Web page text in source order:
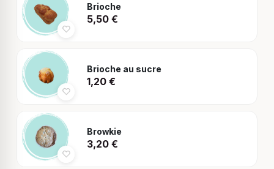
Brioche
5,50 €
Brioche au sucre
1,20 €
Browkie
3,20 €